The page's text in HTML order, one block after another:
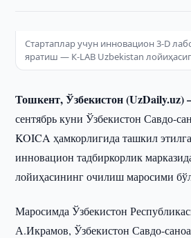
Стартаплар учун инновацион 3-D
яратиш — К-LAB Uzbekistan
Тошкент, Ўзбекистон
сентябрь куни Ўзбекистон Савдо-
KOICA ҳамкорлигида ташкил
инновацион тадбиркорлик
лойиҳасининг очилиш маросими
Маросимда Ўзбекистон
А.Икрамов, Ўзбекистон Савдо-